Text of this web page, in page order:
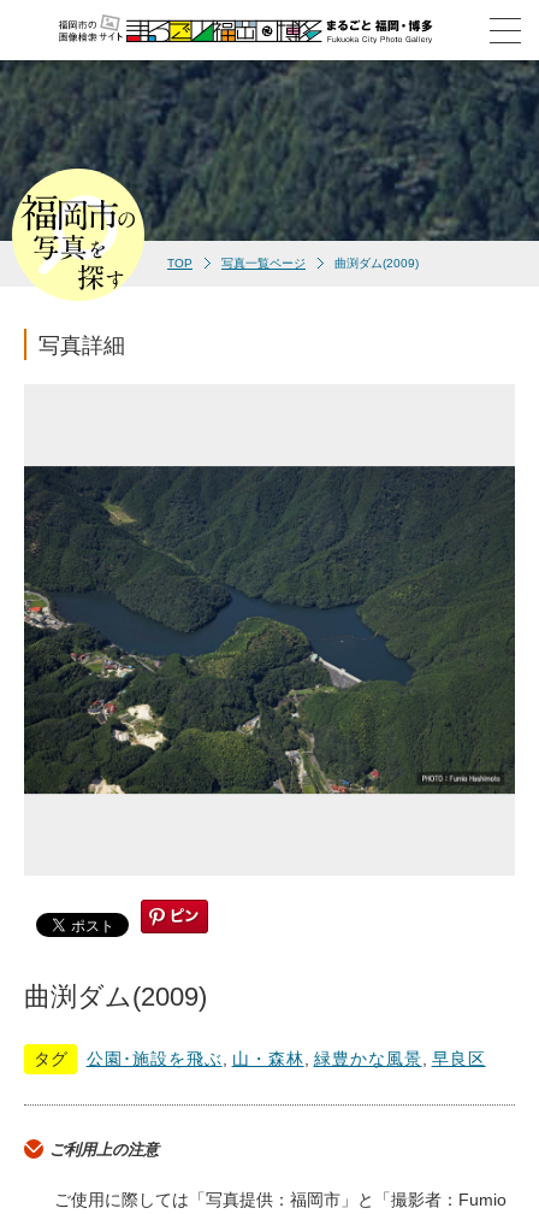
TOP 写真一覧ページ 曲渕ダム(2009)
写真詳細
曲渕ダム(2009)
タグ 公園･施設を飛ぶ 山・森林 緑豊かな風景 早良区
ご利用上の注意
ご使用に際しては「写真提供：福岡市」と「撮影者：Fumio